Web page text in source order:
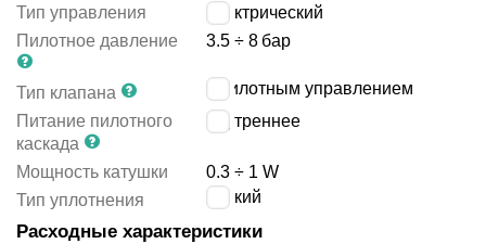
Тип управления
электрический
Пилотное давление
3.5 ÷ 8 бар
Тип клапана
с пилотным управлением
Питание пилотного
каскада
внутреннее
Мощность катушки
0.3 ÷ 1 W
Тип уплотнения
мягкий
Расходные характеристики